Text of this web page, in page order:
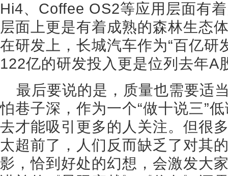
Hi4、Coffee OS2等应用层面有
层面上更是有着成熟的森林生态
在研发上，长城汽车作为“百亿研
122亿的研发投入更是位列去年A
最后要说的是，质量也需要适
怕巷子深，作为一个“做十说三”
去才能吸引更多的人关注。但很
太超前了，人们反而缺乏了对其
影，恰到好处的幻想，会激发大